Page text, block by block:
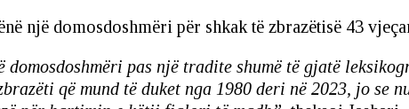
një domosdoshmëri për shkak të zbrazëtisë 43
pas një tradite shumë të gjatë
që mund të duket nga 1980 deri në 2023, jo